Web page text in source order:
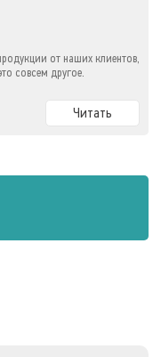
от наших клиентов,
совсем другое.
Читать